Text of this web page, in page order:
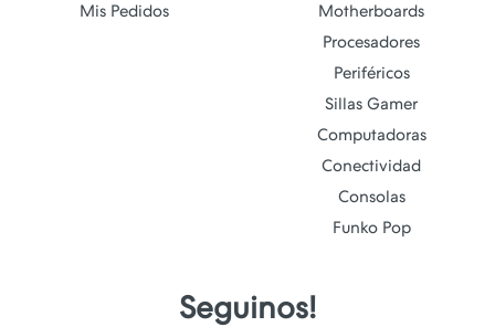
Mis Pedidos
Motherboards
Procesadores
Periféricos
Sillas Gamer
Computadoras
Conectividad
Consolas
Funko Pop
Seguinos!